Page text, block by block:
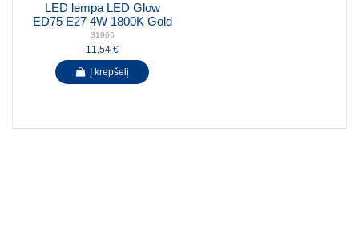
LED lempa LED Glow
ED75 E27 4W 1800K Gold
31966
11,54 €
Į krepšelį